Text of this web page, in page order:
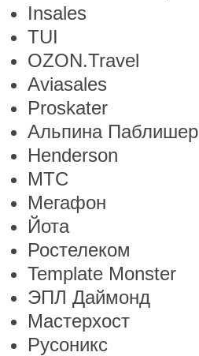
Insales
TUI
OZON.Travel
Aviasales
Proskater
Альпина Паблишер
Henderson
МТС
Мегафон
Йота
Ростелеком
Template Monster
ЭПЛ Даймонд
Мастерхост
Русоникс